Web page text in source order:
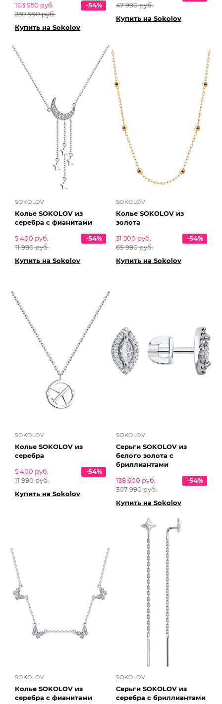
103 950 руб.
230 990 руб.
-54%
Купить на Sokolov
47 990 руб.
Купить на Sokolov
SOKOLOV
Колье SOKOLOV из
серебра с фианитами
5 400 руб.
11 990 руб.
-54%
Купить на Sokolov
SOKOLOV
Колье SOKOLOV из
золота
31 500 руб.
69 990 руб.
-54%
Купить на Sokolov
SOKOLOV
Колье SOKOLOV из
серебра
5 400 руб.
11 990 руб.
-54%
Купить на Sokolov
SOKOLOV
Серьги SOKOLOV из
белого золота с
бриллиантами
138 600 руб.
307 990 руб.
-54%
Купить на Sokolov
SOKOLOV
Колье SOKOLOV из
серебра с фианитами
SOKOLOV
Серьги SOKOLOV из
серебра с бриллиантами